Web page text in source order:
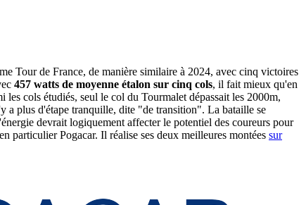
Tour de France, de manière similaire à 2024, avec cinq victoires
457 watts de moyenne étalon sur cinq cols, il fait mieux qu'en
cols étudiés, seul le col du Tourmalet dépassait les 2000m,
a plus d'étape tranquille, dite "de transition". La bataille se
devrait logiquement affecter le potentiel des coureurs pour
particulier Pogacar. Il réalise ses deux meilleures montées sur